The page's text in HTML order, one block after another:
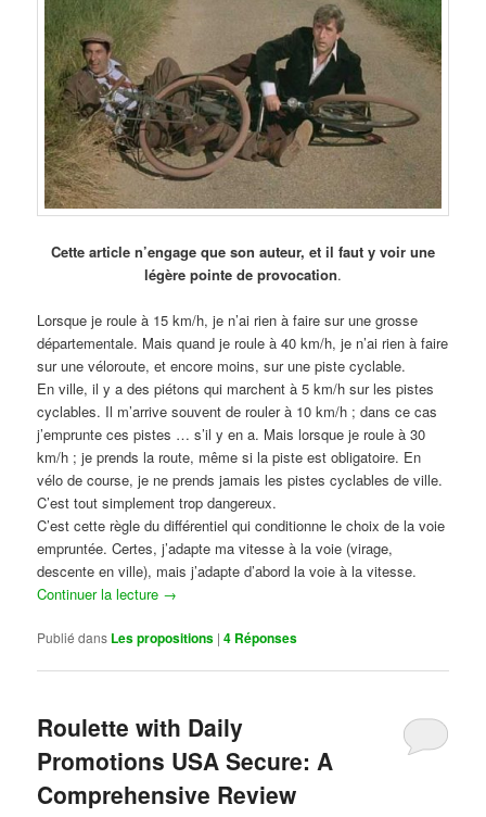
Cette article n’engage que son auteur, et il faut y voir une
légère pointe de provocation.
Lorsque je roule à 15 km/h, je n’ai rien à faire sur une grosse
départementale. Mais quand je roule à 40 km/h, je n’ai rien à faire
sur une véloroute, et encore moins, sur une piste cyclable.
En ville, il y a des piétons qui marchent à 5 km/h sur les pistes
cyclables. Il m’arrive souvent de rouler à 10 km/h ; dans ce cas
j’emprunte ces pistes … s’il y en a. Mais lorsque je roule à 30
km/h ; je prends la route, même si la piste est obligatoire. En
vélo de course, je ne prends jamais les pistes cyclables de ville.
C’est tout simplement trop dangereux.
C’est cette règle du différentiel qui conditionne le choix de la voie
empruntée. Certes, j’adapte ma vitesse à la voie (virage,
descente en ville), mais j’adapte d’abord la voie à la vitesse.
Continuer la lecture →
Publié dans Les propositions |4 Réponses
Roulette with Daily
Promotions USA Secure: A
Comprehensive Review